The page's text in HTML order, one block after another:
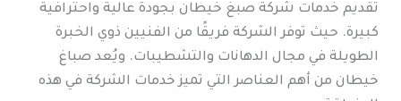
تقديم خدمات شركة صبغ خيطان بجودة عالية واحترافية
كبيرة. حيث توفر الشركة فريقًا من الفنيين ذوي الخبرة
الطويلة في مجال الدهانات والتشطيبات. ويُعد صباغ
خيطان من أهم العناصر التي تميز خدمات الشركة في هذه